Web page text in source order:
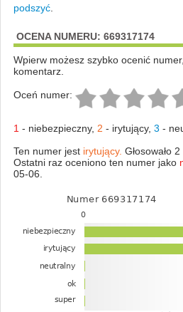
podszyć.
OCENA NUMERU: 669317174
Wpierw możesz szybko ocenić
komentarz.
Oceń numer:
1 - niebezpieczny, 2 - irytujący, 3 -
Ten numer jest irytujący. Głosowało
Ostatni raz oceniono ten numer jako
05-06.